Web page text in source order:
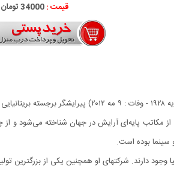
قیمت :34000 تومان
از مکاتب پایه‌ای آرایش در جهان شناخته می‌شود و
بوده است.
وجود دارند. شرکتهای او همچنین یکی از بزرگترین